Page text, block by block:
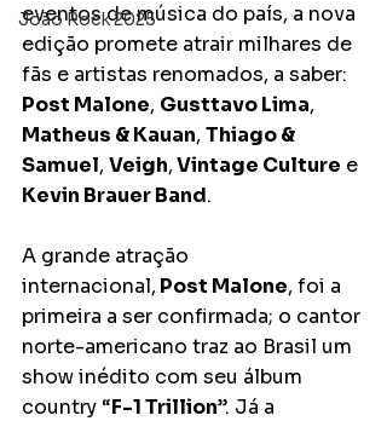
João Rock 2025
eventos de música do país, a nova
edição promete atrair milhares de
fãs e artistas renomados, a saber:
Post Malone, Gusttavo Lima,
Matheus & Kauan, Thiago &
Samuel, Veigh, Vintage Culture e
Kevin Brauer Band.
A grande atração
internacional, Post Malone, foi a
primeira a ser confirmada; o cantor
norte-americano traz ao Brasil um
show inédito com seu álbum
country “F-1 Trillion”. Já a